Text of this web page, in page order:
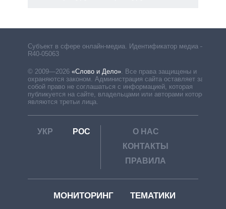
Субъект в сфере онлайн-медиа. Идентификатор медиа –
R40-05063
© 2009—2026 «Слово и Дело» Все права защищены и
охраняются законом. Администрация сайта оставляет за
собой право не соглашаться с информацией, которая
публикуется на сайте, владельцами или авторами которой
являются третьи лица.
УКР РОС
О НАС
КОНТАКТЫ
ПРАВИЛА
МОНИТОРИНГ ТЕМАТИКИ